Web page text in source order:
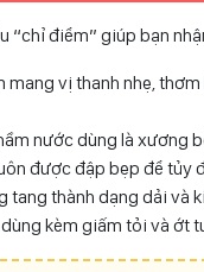
“chỉ điểm” giúp bạn
mang vị thanh nhẹ,
nước dùng là xương
được đập bẹp để tủy
tang thành dạng dải và
kèm giấm tỏi và ớt